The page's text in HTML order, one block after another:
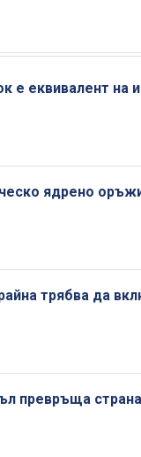
е еквивалент
ядрено
трябва да
превръща